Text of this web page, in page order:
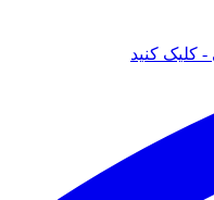
کنید